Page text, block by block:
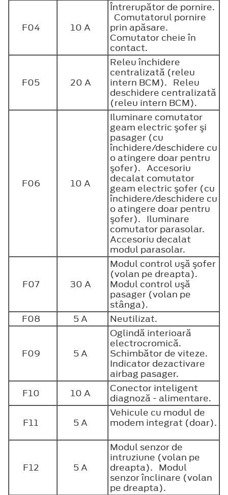
F04 10 A
Întrerupător de pornire.
Comutatorul pornire
prin apăsare.
Comutator cheie în
contact.
F05 20 A
Releu închidere
centralizată (releu
intern BCM). Releu
deschidere centralizată
(releu intern BCM).
F06 10 A
Iluminare comutator
geam electric şofer şi
pasager (cu
închidere/deschidere cu
o atingere doar pentru
şofer). Accesoriu
decalat comutator
geam electric şofer (cu
închidere/deschidere cu
o atingere doar pentru
şofer). Iluminare
comutator parasolar.
Accesoriu decalat
modul parasolar.
F07 30 A
Modul control uşă şofer
(volan pe dreapta).
Modul control uşă
pasager (volan pe
stânga).
F08
5 A Neutilizat.
F09 5 A
Oglindă interioară
electrocromică.
Schimbător de viteze.
Indicator dezactivare
airbag pasager.
F10
10 A
Conector inteligent
diagnoză - alimentare.
F11
5 A
Vehicule cu modul de
modem integrat (doar).
F12 5 A
Modul senzor de
intruziune (volan pe
dreapta). Modul
senzor înclinare (volan
pe dreapta).